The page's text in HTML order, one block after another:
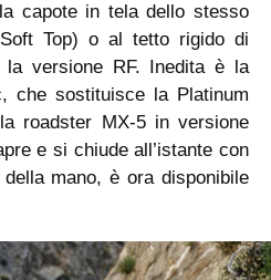
capote in tela dello stesso
Top) o al tetto rigido di
versione RF. Inedita è la
che sostituisce la Platinum
roadster MX-5 in versione
e si chiude all’istante con
mano, è ora disponibile